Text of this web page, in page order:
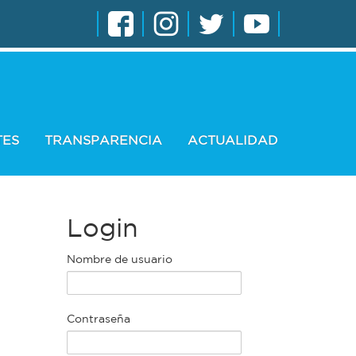
TRANSPARENCIA ACTUALIDAD
Login
Nombre de usuario
Contraseña